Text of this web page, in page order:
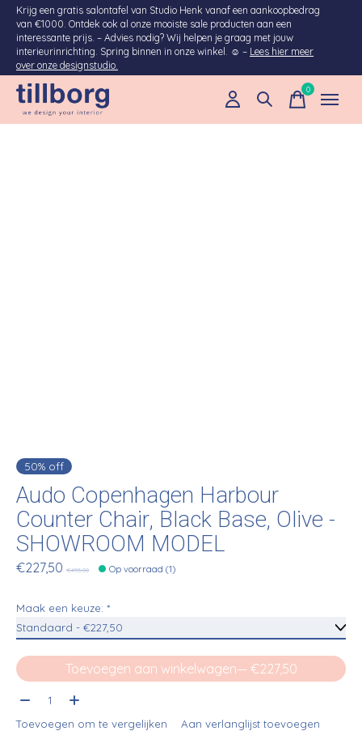
Krijg een gratis salontafel van Studio Henk vanaf een aankoopbedrag
van €1000. Ontdek ook al onze mooiste sale producten aan een
interessante prijs. – Advies nodig? Wij helpen je graag met jouw
interieurinrichting. Spring binnen in onze winkel. ☺ – Lees hier meer
over onze designstudio.
0items
50% off
Audo Copenhagen Harbour
Counter Chair, Black Base, Olive -
SHOWROOM MODEL
€227,50 €455,00 Op voorraad (1)
Maak een keuze: *
Toevoegen aan winkelwagen
— €227,50
Aantal:
Toevoegen om te vergelijken Aan verlanglijst toevoegen